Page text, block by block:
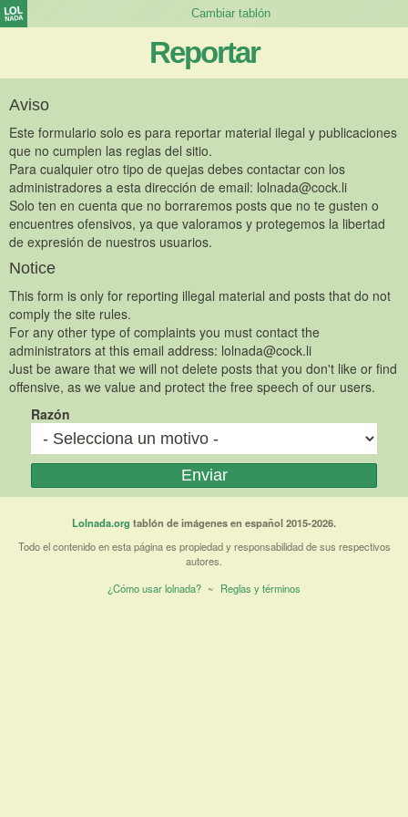
Reportar
Aviso
Este formulario solo es para reportar material ilegal y publicaciones
que no cumplen las reglas del sitio.
Para cualquier otro tipo de quejas debes contactar con los
administradores a esta dirección de email: lolnada@cock.li
Solo ten en cuenta que no borraremos posts que no te gusten o
encuentres ofensivos, ya que valoramos y protegemos la libertad
de expresión de nuestros usuarios.
Notice
This form is only for reporting illegal material and posts that do not
comply the site rules.
For any other type of complaints you must contact the
administrators at this email address: lolnada@cock.li
Just be aware that we will not delete posts that you don't like or find
offensive, as we value and protect the free speech of our users.
Razón
Lolnada.org tablón de imágenes en español 2015-2026.
Todo el contenido en esta página es propiedad y responsabilidad de sus respectivos
autores.
¿Cómo usar lolnada? ~ Reglas y términos